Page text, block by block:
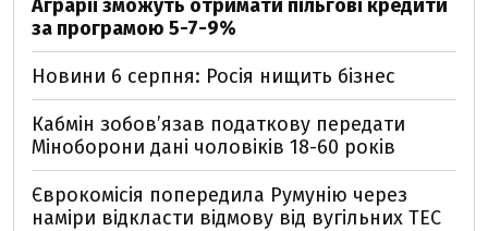
Аграрії зможуть отримати пільгові кредити
за програмою 5-7-9%
Новини 6 серпня: Росія нищить бізнес
Кабмін зобовʼязав податкову передати
Міноборони дані чоловіків 18-60 років
Єврокомісія попередила Румунію через
наміри відкласти відмову від вугільних ТЕС